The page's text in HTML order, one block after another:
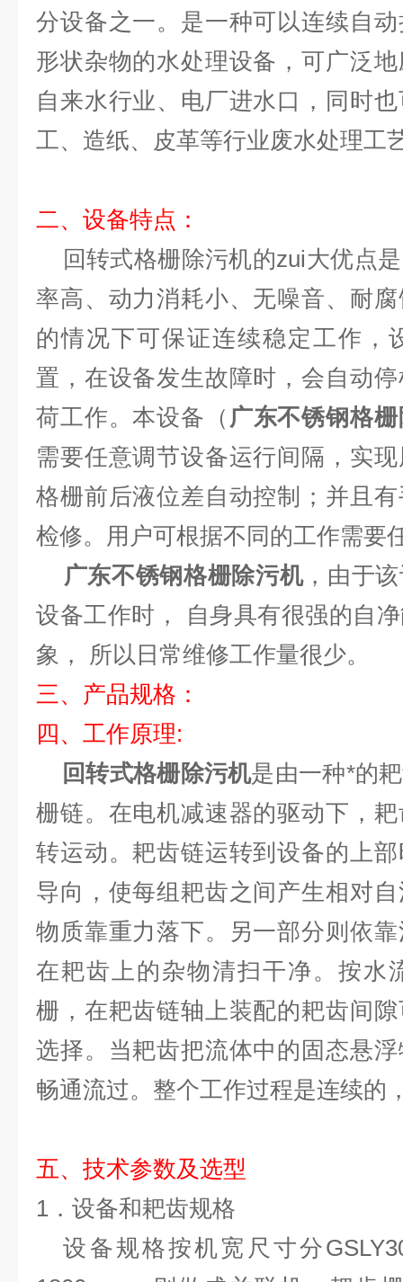
分设备之一。是一种可以连续自
形状杂物的水处理设备，可广泛
自来水行业、电厂进水口，同时
工、造纸、皮革等行业废水处理工
二、设备特点：
回转式格栅除污机的zui大优点
率高、动力消耗小、无噪音、耐
的情况下可保证连续稳定工作，
置，在设备发生故障时，会自动
荷工作。本设备（ 广东不锈钢格
需要任意调节设备运行间隔，实
格栅前后液位差自动控制；并且
检修。用户可根据不同的工作需要
广东不锈钢格栅除污机，由于
设备工作时， 自身具有很强的自
象， 所以日常维修工作量很少。
三、产品规格：
四、工作原理:
回转式格栅除污机是由一种*的
栅链。在电机减速器的驱动下，
转运动。耙齿链运转到设备的上
导向，使每组耙齿之间产生相对
物质靠重力落下。另一部分则依
在耙齿上的杂物清扫干净。按水
栅，在耙齿链轴上装配的耙齿间
选择。当耙齿把流体中的固态悬
畅通流过。整个工作过程是连续的
五、技术参数及选型
1．设备和耙齿规格
设备规格按机宽尺寸分